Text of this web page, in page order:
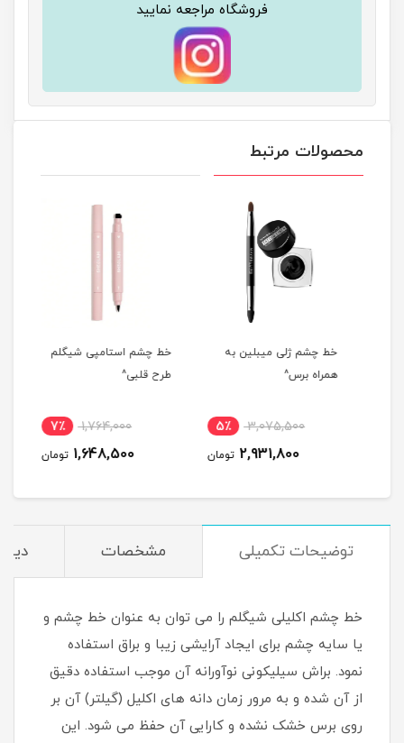
فروشگاه مراجعه نمایید
محصولات مرتبط
خط چشم ژلی میبلین به
همراه برس^
3,075,500 5٪
2,931,800 تومان
خط چشم استامپی شیگلم
طرح قلبی^
1,764,000 7٪
1,648,500 تومان
توضیحات تکمیلی مشخصات
خط چشم اکلیلی شیگلم را می توان به عنوان خط چشم و
یا سایه چشم برای ایجاد آرایشی زیبا و براق استفاده
نمود. براش سیلیکونی نوآورانه آن موجب استفاده دقیق
از آن شده و به مرور زمان دانه های اکلیل (گیلتر) آن بر
روی برس خشک نشده و کارایی آن حفظ می شود. این